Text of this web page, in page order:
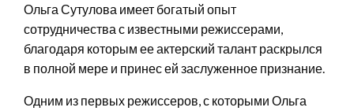
Ольга Сутулова имеет богатый опыт
сотрудничества с известными режиссерами,
благодаря которым ее актерский талант раскрылся
в полной мере и принес ей заслуженное признание.
Одним из первых режиссеров, с которыми Ольга